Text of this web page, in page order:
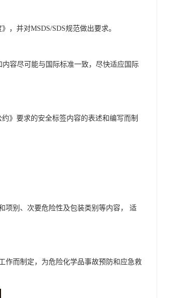
，并对MSDS/SDS规范做出要求。
内容尽可能与国际标准一致，尽快适应国际
》要求的安全标签内容的表述和编写而制
项别、次要危险性及包装类别等内容， 适
作而制定，为危险化学品事故预防和应急救